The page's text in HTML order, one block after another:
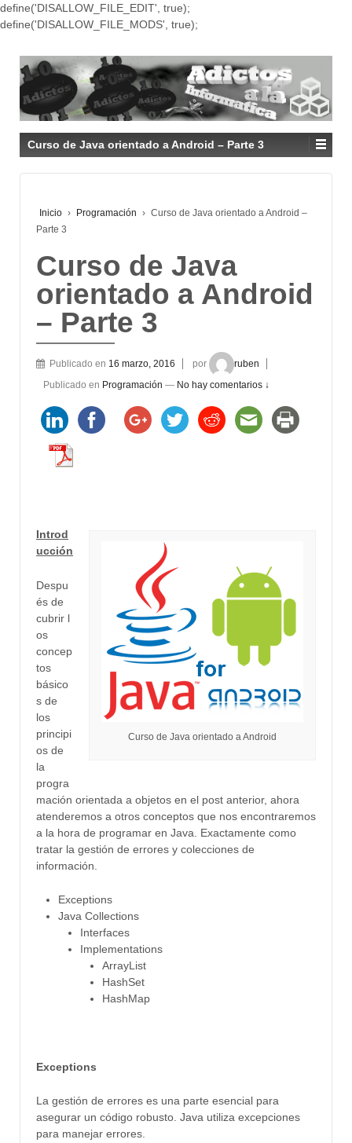
define('DISALLOW_FILE_EDIT', true);
define('DISALLOW_FILE_MODS', true);
Curso de Java orientado a Android – Parte 3
Inicio › Programación › Curso de Java orientado a Android –
Parte 3
Curso de Java
orientado a Android
– Parte 3
Publicado en 16 marzo, 2016 por
ruben
Publicado en Programación — No hay comentarios ↓
Curso de Java orientado a Android
Introd
ucción
Despu
és de
cubrir l
os
concep
tos
básico
s de
los
principi
os de
la
progra
mación orientada a objetos en el post anterior, ahora
atenderemos a otros conceptos que nos encontraremos
a la hora de programar en Java. Exactamente como
tratar la gestión de errores y colecciones de
información.
Exceptions
Java Collections
Interfaces
Implementations
ArrayList
HashSet
HashMap
Exceptions
La gestión de errores es una parte esencial para
asegurar un código robusto. Java utiliza excepciones
para manejar errores.